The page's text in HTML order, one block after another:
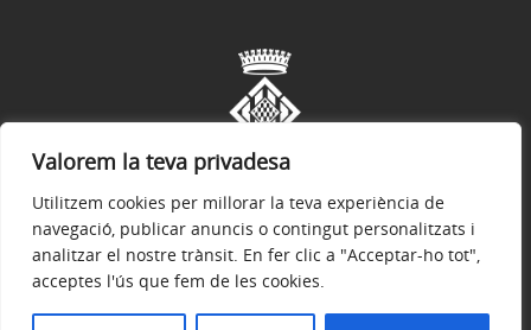
Valorem la teva privadesa
Utilitzem cookies per millorar la teva experiència de
navegació, publicar anuncis o contingut personalitzats i
analitzar el nostre trànsit. En fer clic a "Acceptar-ho tot",
acceptes l'ús que fem de les cookies.
Avís legal Política de privacitat